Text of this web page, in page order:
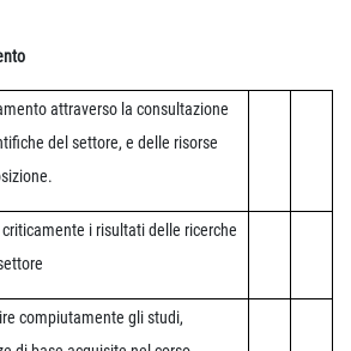
attraverso la consultazione
del settore, e delle risorse
i risultati delle ricerche
compiutamente gli studi,